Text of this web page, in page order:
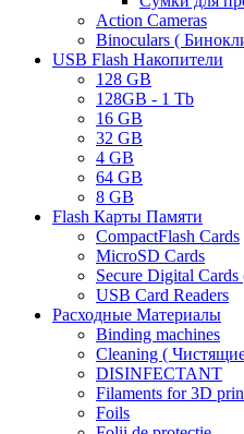
Action Cameras
Binoculars (
USB Flash Накопители
128 GB
128GB - 1 Tb
16 GB
32 GB
4 GB
64 GB
8 GB
Flash Карты Памяти
CompactFlash Cards
MicroSD Cards
Secure Digital
USB Card Readers
Расходные Материалы
Binding machines
Cleaning (
DISINFECTANT
Filaments for 3D
Foils